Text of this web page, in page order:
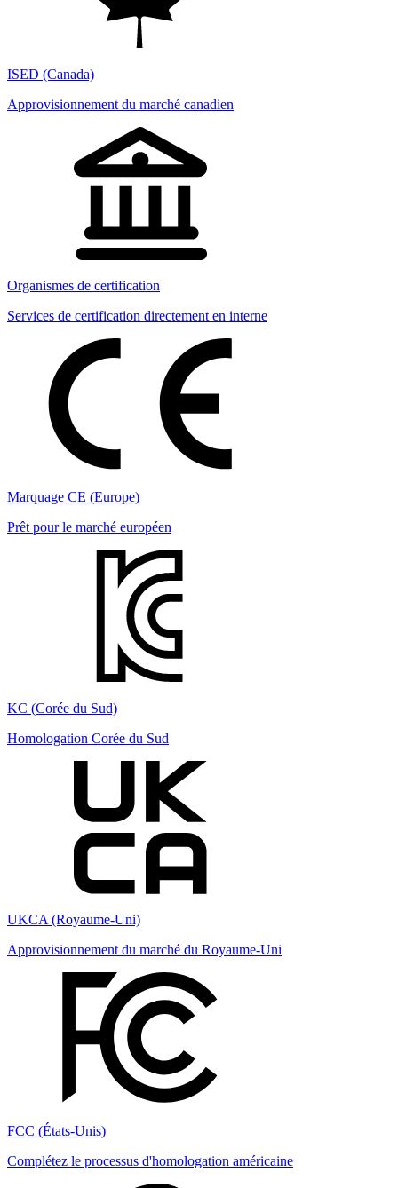
ISED (Canada)
Approvisionnement du marché canadien
Organismes de certification
Services de certification directement en interne
Marquage CE (Europe)
Prêt pour le marché européen
KC (Corée du Sud)
Homologation Corée du Sud
UKCA (Royaume-Uni)
Approvisionnement du marché du Royaume-Uni
FCC (États-Unis)
Complétez le processus d'homologation américaine